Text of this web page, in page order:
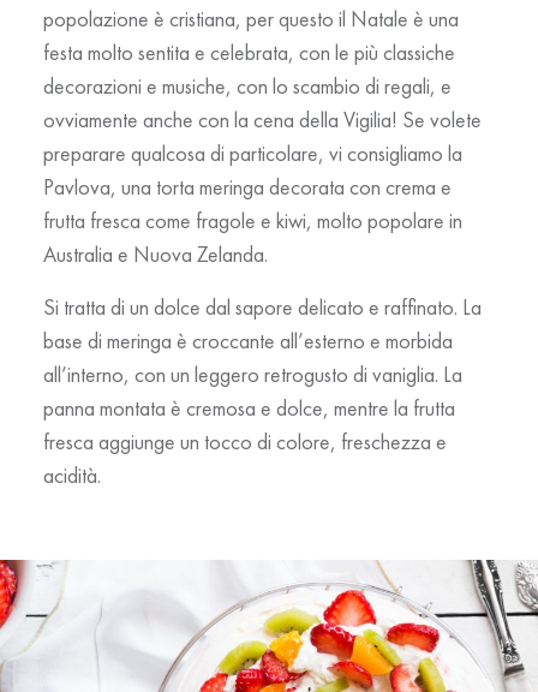
popolazione è cristiana, per questo il Natale è una
festa molto sentita e celebrata, con le più classiche
decorazioni e musiche, con lo scambio di regali, e
ovviamente anche con la cena della Vigilia! Se volete
preparare qualcosa di particolare, vi consigliamo la
Pavlova, una torta meringa decorata con crema e
frutta fresca come fragole e kiwi, molto popolare in
Australia e Nuova Zelanda.
Si tratta di un dolce dal sapore delicato e raffinato. La
base di meringa è croccante all’esterno e morbida
all’interno, con un leggero retrogusto di vaniglia. La
panna montata è cremosa e dolce, mentre la frutta
fresca aggiunge un tocco di colore, freschezza e
acidità.